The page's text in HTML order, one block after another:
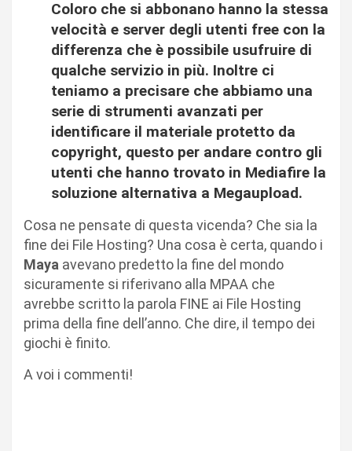
Coloro che si abbonano hanno la stessa
velocità e server degli utenti free con la
differenza che è possibile usufruire di
qualche servizio in più. Inoltre ci
teniamo a precisare che abbiamo una
serie di strumenti avanzati per
identificare il materiale protetto da
copyright, questo per andare contro gli
utenti che hanno trovato in Mediafire la
soluzione alternativa a Megaupload.
Cosa ne pensate di questa vicenda? Che sia la
fine dei File Hosting? Una cosa è certa, quando i
Maya avevano predetto la fine del mondo
sicuramente si riferivano alla MPAA che
avrebbe scritto la parola FINE ai File Hosting
prima della fine dell’anno. Che dire, il tempo dei
giochi è finito.
A voi i commenti!